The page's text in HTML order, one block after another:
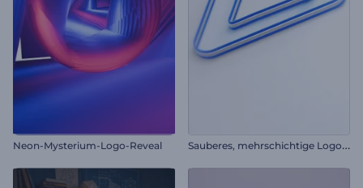
Neon-Mysterium-Logo-Reveal S
auberes, mehrschichtige Logo-Reveal